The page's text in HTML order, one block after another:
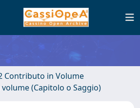
Contributo in Volume
(Capitolo o Saggio)